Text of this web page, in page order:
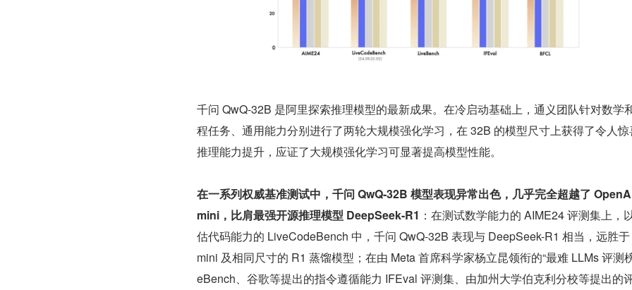
千问 QwQ-32B 是阿里探索推理模型的最新成果。在冷启动基础上，通义团队针对数学
程任务、通用能力分别进行了两轮大规模强化学习，在 32B 的模型尺寸上获得了令人
推理能力提升，应证了大规模强化学习可显著提高模型性能。
在一系列权威基准测试中，千问 QwQ-32B 模型表现异常出色，几乎完全超越了
mini，比肩最强开源推理模型 DeepSeek-R1 ：在测试数学能力的 AIME24 评测集上，
估代码能力的 LiveCodeBench 中，千问 QwQ-32B 表现与 DeepSeek-R1 相当，远胜
mini 及相同尺寸的 R1 蒸馏模型；在由 Meta 首席科学家杨立昆领衔的“最难 LLMs 评测
eBench、谷歌等提出的指令遵循能力 IFEval 评测集、由加州大学伯克利分校等提出的